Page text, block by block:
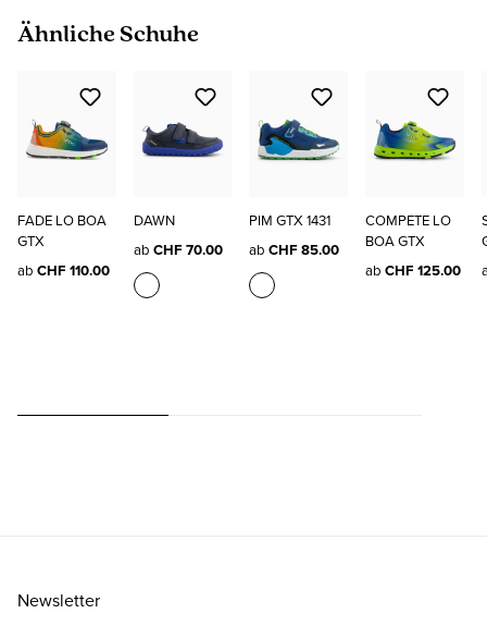
Produktgalerie überspringen
Ähnliche Schuhe
FADE LO BOA
GTX
ab CHF 110.00
DAWN
ab CHF 70.00
PIM GTX 1431
abCHF 85.00
COMPETE LO
BOA GTX
ab CHF 125.00
Newsletter